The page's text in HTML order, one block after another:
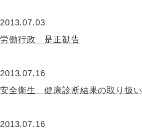
2013.07.03
労働行政 是正勧告
2013.07.16
安全衛生 健康診断結果の取り扱い
2013.07.16